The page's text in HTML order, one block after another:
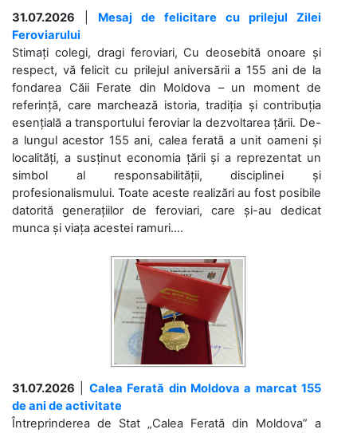
31.07.2026
Mesaj de felicitare cu prilejul Zilei
Feroviarului
Stimați colegi, dragi feroviari, Cu deosebită onoare și
respect, vă felicit cu prilejul aniversării a 155 ani de la
fondarea Căii Ferate din Moldova – un moment de
referință, care marchează istoria, tradiția și contribuția
esențială a transportului feroviar la dezvoltarea țării. De-
a lungul acestor 155 ani, calea ferată a unit oameni și
localități, a susținut economia țării și a reprezentat un
simbol al responsabilității, disciplinei și
profesionalismului. Toate aceste realizări au fost posibile
datorită generațiilor de feroviari, care și-au dedicat
munca și viața acestei ramuri....
31.07.2026
Calea Ferată din Moldova a marcat 155
de ani de activitate
Întreprinderea de Stat „Calea Ferată din Moldova” a